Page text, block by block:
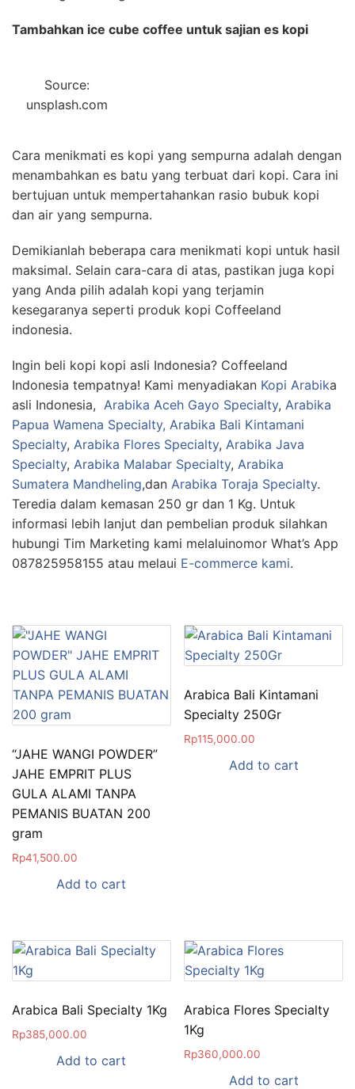
Tambahkan ice cube coffee untuk sajian es kopi
Source:
unsplash.com
Cara menikmati es kopi yang sempurna adalah dengan
menambahkan es batu yang terbuat dari kopi. Cara ini
bertujuan untuk mempertahankan rasio bubuk kopi
dan air yang sempurna.
Demikianlah beberapa cara menikmati kopi untuk hasil
maksimal. Selain cara-cara di atas, pastikan juga kopi
yang Anda pilih adalah kopi yang terjamin
kesegaranya seperti produk kopi Coffeeland
indonesia.
Ingin beli kopi kopi asli Indonesia? Coffeeland
Indonesia tempatnya! Kami menyadiakan Kopi Arabika
asli Indonesia, Arabika Aceh Gayo Specialty, Arabika
Papua Wamena Specialty, Arabika Bali Kintamani
Specialty, Arabika Flores Specialty, Arabika Java
Specialty, Arabika Malabar Specialty, Arabika
Sumatera Mandheling,dan Arabika Toraja Specialty.
Teredia dalam kemasan 250 gr dan 1 Kg. Untuk
informasi lebih lanjut dan pembelian produk silahkan
hubungi Tim Marketing kami melaluinomor What’s App
087825958155 atau melaui E-commerce kami.
“JAHE WANGI POWDER”
JAHE EMPRIT PLUS
GULA ALAMI TANPA
PEMANIS BUATAN 200
gram
Rp41,500.00
Add to cart
Arabica Bali Kintamani
Specialty 250Gr
Rp115,000.00
Add to cart
Arabica Bali Specialty 1Kg
Rp385,000.00
Add to cart
Arabica Flores Specialty
1Kg
Rp360,000.00
Add to cart